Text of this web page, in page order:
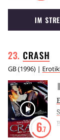
IM
CRASH
GB(1996) |
6.7